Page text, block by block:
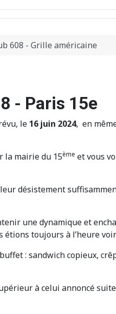
608 - Grille américaine
- Paris 15e
le 16 juin 2024, en
la mairie du 15ème et vous
désistement
une dynamique et
toujours à l’heure
: sandwich copieux,
à celui annoncé